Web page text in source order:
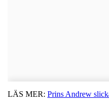
LÄS MER: Prins Andrew